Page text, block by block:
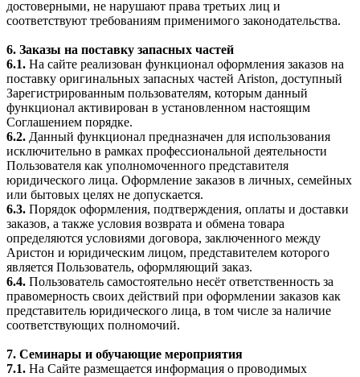
достоверными, не нарушают права третьих лиц и
соответствуют требованиям применимого законодательства.
6. Заказы на поставку запасных частей
6.1. На сайте реализован функционал оформления заказов на
поставку оригинальных запасных частей Ariston, доступный
Зарегистрированным пользователям, которым данный
функционал активирован в установленном настоящим
Соглашением порядке.
6.2. Данный функционал предназначен для использования
исключительно в рамках профессиональной деятельности
Пользователя как уполномоченного представителя
юридического лица. Оформление заказов в личных, семейных
или бытовых целях не допускается.
6.3. Порядок оформления, подтверждения, оплаты и доставки
заказов, а также условия возврата и обмена товара
определяются условиями договора, заключенного между
Аристон и юридическим лицом, представителем которого
является Пользователь, оформляющий заказ.
6.4. Пользователь самостоятельно несёт ответственность за
правомерность своих действий при оформлении заказов как
представитель юридического лица, в том числе за наличие
соответствующих полномочий.
7. Семинары и обучающие мероприятия
7.1. На Сайте размещается информация о проводимых